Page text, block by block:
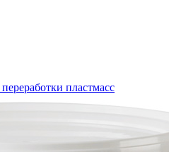
пластмасс